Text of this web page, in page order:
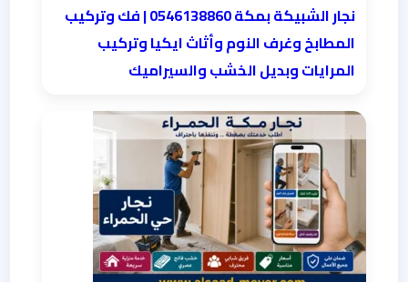
نجار الشبيكة بمكة 0546138860⁩ | فك وتركيب
المطابخ وغرف النوم وأثاث ايكيا وتركيب
المرايات وبديل الخشب والسيراميك